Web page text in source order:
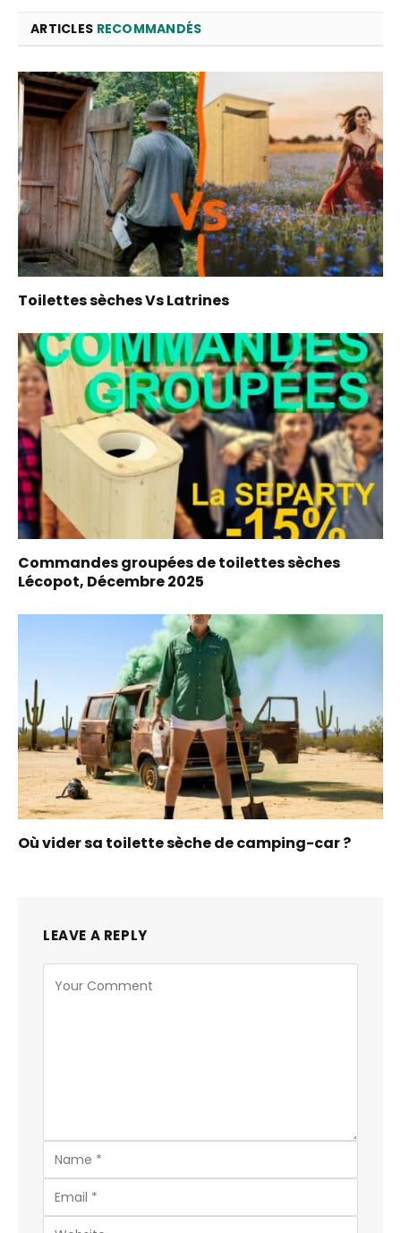
ARTICLES RECOMMANDÉS
Toilettes sèches Vs Latrines
Commandes groupées de toilettes sèches
Lécopot, Décembre 2025
Où vider sa toilette sèche de camping-car ?
LEAVE A REPLY